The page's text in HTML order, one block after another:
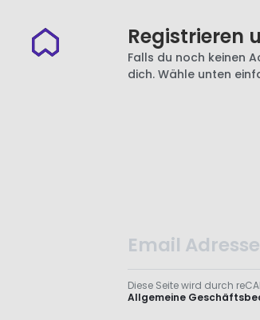
Registrieren
Falls du noch keinen
dich. Wähle unten
Diese Seite wird durch
Allgemeine